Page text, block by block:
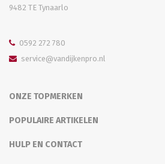
9482 TE Tynaarlo
0592 272 780
service@vandijkenpro.nl
ONZE TOPMERKEN
POPULAIRE ARTIKELEN
HULP EN CONTACT